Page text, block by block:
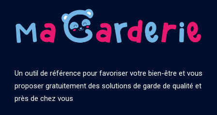
Un outil de référence pour favoriser votre bien-être et vous
proposer gratuitement des solutions de garde de qualité et
près de chez vous